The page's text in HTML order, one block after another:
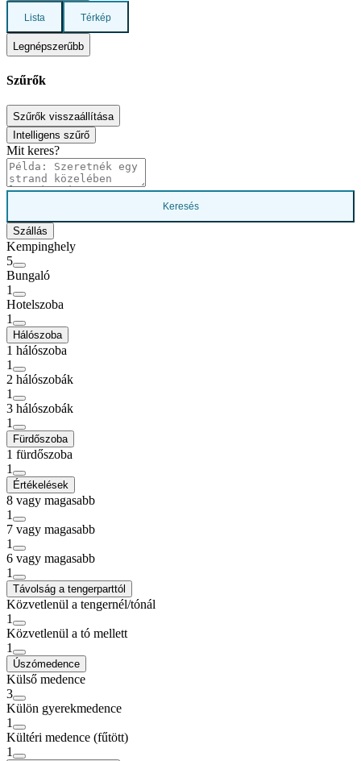
Lista Térkép
Legnépszerűbb
Szűrők
Szűrők visszaállítása
Intelligens szűrő
Mit keres?
Keresés
Szállás
Kempinghely
5
Bungaló
1
Hotelszoba
1
Hálószoba
1 hálószoba
1
2 hálószobák
1
3 hálószobák
1
Fürdőszoba
1 fürdőszoba
1
Értékelések
8 vagy magasabb
1
7 vagy magasabb
1
6 vagy magasabb
1
Távolság a tengerparttól
Közvetlenül a tengernél/tónál
1
Közvetlenül a tó mellett
1
Úszómedence
Külső medence
3
Külön gyerekmedence
1
Kültéri medence (fűtött)
1